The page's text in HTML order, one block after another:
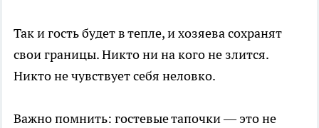
Так и гость будет в тепле, и хозяева сохранят
свои границы. Никто ни на кого не злится.
Никто не чувствует себя неловко.
Важно помнить: гостевые тапочки — это не